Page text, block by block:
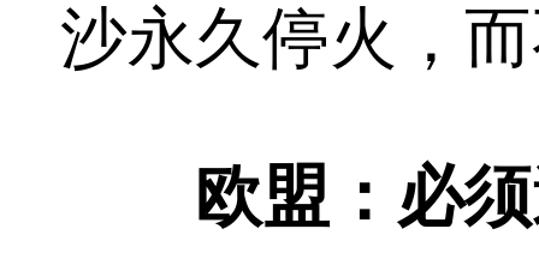
沙永久停火，
欧盟：必